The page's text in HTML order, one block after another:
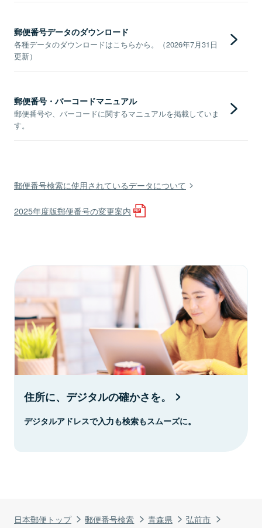
日本郵便トップ 郵便番号検索 青森県
弘前市
郵便番号データのダウンロード
各種データのダウンロードはこちらから。（2026年7月31日
更新）
郵便番号・バーコードマニュアル
郵便番号や、バーコードに関するマニュアルを掲載していま
す。
郵便番号検索に使用されているデータについて
2025年度版郵便番号の変更案内
住所に、デジタルの確かさを。
デジタルアドレスで入力も検索もスムーズに。